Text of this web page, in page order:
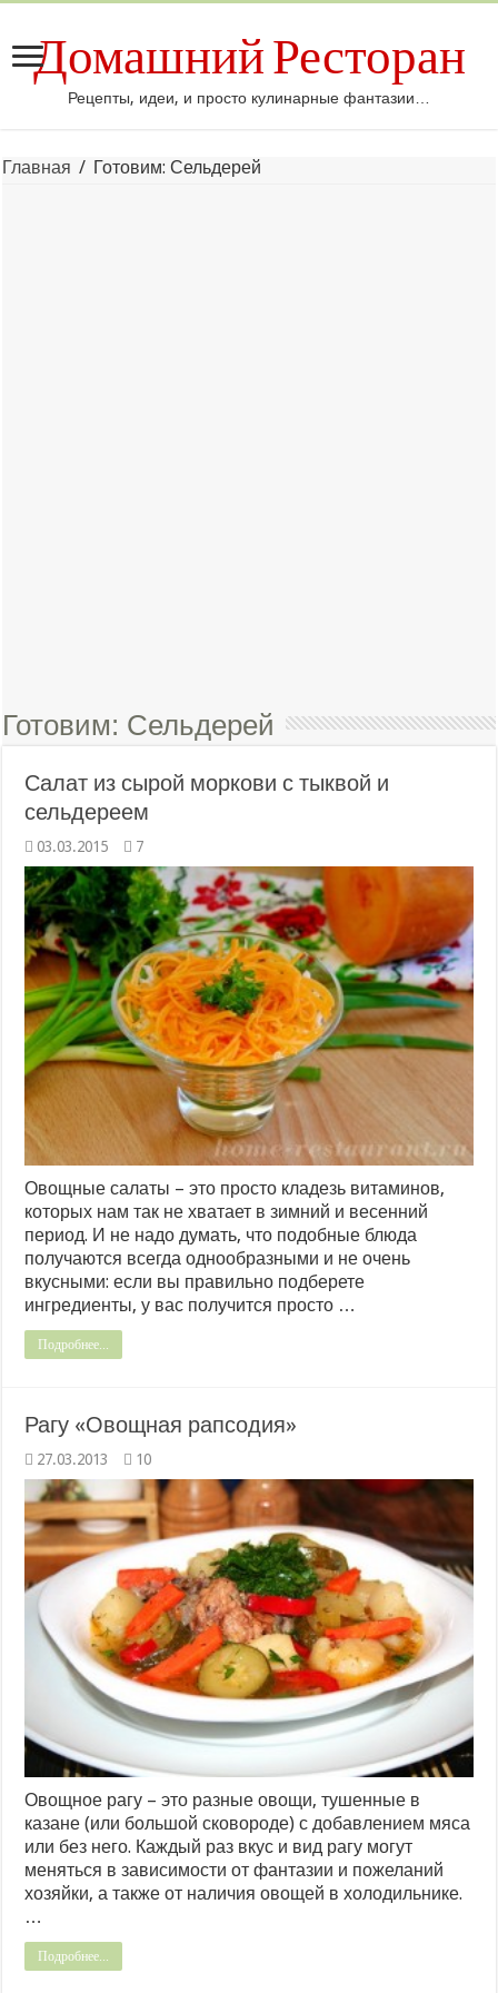
Домашний Ресторан
Рецепты, идеи, и просто кулинарные фантазии…
Главная / Готовим: Сельдерей
Готовим: Сельдерей
Салат из сырой моркови с тыквой и
сельдереем
03.03.2015 7
Овощные салаты – это просто кладезь витаминов,
которых нам так не хватает в зимний и весенний
период. И не надо думать, что подобные блюда
получаются всегда однообразными и не очень
вкусными: если вы правильно подберете
ингредиенты, у вас получится просто …
Подробнее...
Рагу «Овощная рапсодия»
27.03.2013 10
Овощное рагу – это разные овощи, тушенные в
казане (или большой сковороде) с добавлением мяса
или без него. Каждый раз вкус и вид рагу могут
меняться в зависимости от фантазии и пожеланий
хозяйки, а также от наличия овощей в холодильнике.
…
Подробнее...